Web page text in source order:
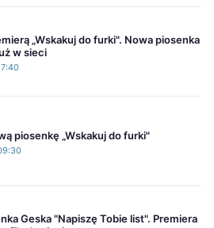
„Wskakuj do furki". Nowa piosenka
w sieci
piosenkę „Wskakuj do furki"
Geska "Napiszę Tobie list". Premiera